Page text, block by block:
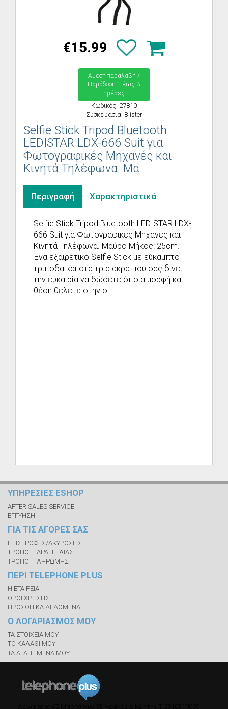
€15.99
Άμεση παραλαβή /
Παράδoση 1 έως 3
ημέρες
Κωδικός: 27810
Συσκευασία: Blister
Selfie Stick Tripod Bluetooth
LEDISTAR LDX-666 Suit για
Φωτογραφικές Μηχανές και
Κινητά Τηλέφωνα. Μα
Περιγραφή Χαρακτηριστικά
Selfie Stick Tripod Bluetooth LEDISTAR LDX-
666 Suit για Φωτογραφικές Μηχανές και
Κινητά Τηλέφωνα. Μαύρο Μήκος: 25cm.
Ένα εξαιρετικό Selfie Stick με εύκαμπτο
τρίποδα και στα τρία άκρα που σας δίνει
την ευκαιρία να δώσετε όποια μορφή και
θέση θέλετε στην σ
ΥΠΗΡΕΣΙΕΣ ESHOP
AFTER SALES SERVICE
ΕΓΓΥΗΣΗ
ΓΙΑ ΤΙΣ ΑΓΟΡΕΣ ΣΑΣ
ΕΠΙΣΤΡΟΦΕΣ/ΑΚΥΡΩΣΕΙΣ
ΤΡΟΠΟΙ ΠΑΡΑΓΓΕΛΙΑΣ
ΤΡΟΠΟΙ ΠΛΗΡΩΜΗΣ
ΠΕΡΙ TELEPHONE PLUS
Η ΕΤΑΙΡΕΙΑ
ΟΡΟΙ ΧΡΗΣΗΣ
ΠΡΟΣΩΠΙΚΑ ΔΕΔΟΜΕΝΑ
Ο ΛΟΓΑΡΙΑΣΜΟΣ ΜΟΥ
ΤΑ ΣΤΟΙΧΕΙΑ ΜΟΥ
ΤΟ ΚΑΛΑΘΙ ΜΟΥ
ΤΑ ΑΓΑΠΗΜΕΝΑ ΜΟΥ